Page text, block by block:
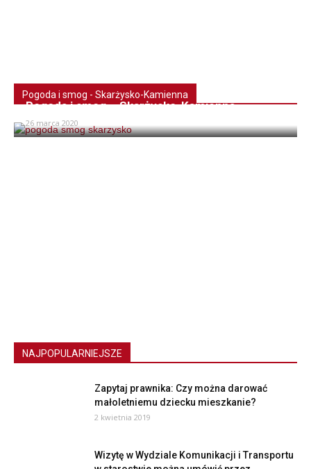
Pogoda i smog - Skarżysko-Kamienna
Pogoda i smog – Skarżysko-Kamienna
26 marca 2020
NAJPOPULARNIEJSZE
Zapytaj prawnika: Czy można darować
małoletniemu dziecku mieszkanie?
2 kwietnia 2019
Wizytę w Wydziale Komunikacji i Transportu